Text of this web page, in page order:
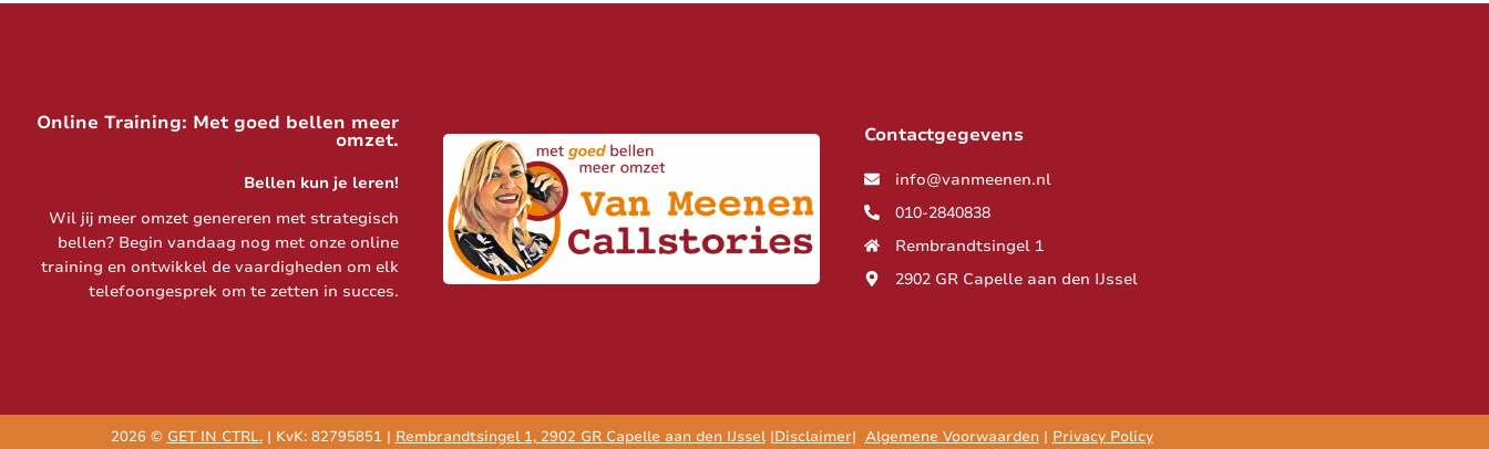
Online Training: Met goed bellen meer
omzet.
Bellen kun je leren!
Wil jij meer omzet genereren met strategisch
bellen? Begin vandaag nog met onze online
training en ontwikkel de vaardigheden om elk
telefoongesprek om te zetten in succes.
Contactgegevens
info@vanmeenen.nl
010-2840838
Rembrandtsingel 1
2902 GR Capelle aan den IJssel
2026 © GET IN CTRL.| KvK: 82795851 | Rembrandtsingel 1, 2902 GR Capelle aan den IJssel|Disclaimer| Algemene Voorwaarden | Privacy Policy